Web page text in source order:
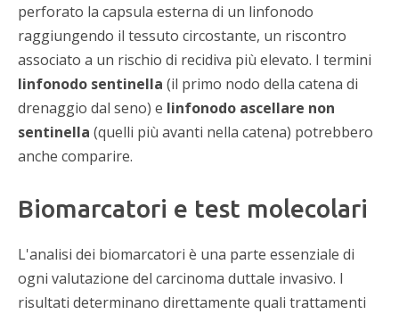
perforato la capsula esterna di un linfonodo
raggiungendo il tessuto circostante, un riscontro
associato a un rischio di recidiva più elevato. I termini
linfonodo sentinella (il primo nodo della catena di
drenaggio dal seno) e linfonodo ascellare non
sentinella (quelli più avanti nella catena) potrebbero
anche comparire.
Biomarcatori e test molecolari
L'analisi dei biomarcatori è una parte essenziale di
ogni valutazione del carcinoma duttale invasivo. I
risultati determinano direttamente quali trattamenti